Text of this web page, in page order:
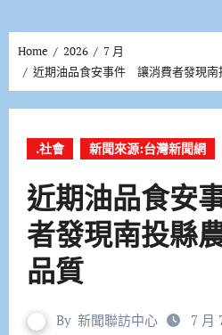
Home 2026
7 月
近期油品食安事件 讓消費者發現
.社會 新聞來源:台灣新聞網
近期油品食安
者發現南投縣
品質
By 新聞聯訪中心 7 月